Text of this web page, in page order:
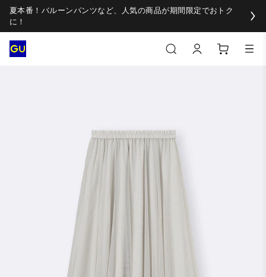
夏本番！バルーンパンツなど、人気の商品が期間限定でおトク
に！